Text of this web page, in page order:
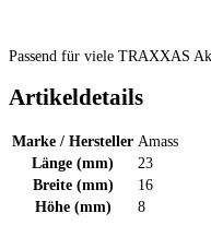
Passend für viele TRAXXAS
Artikeldetails
Marke / Hersteller Amass
Länge (mm)
23
Breite (mm)
16
Höhe (mm)
8